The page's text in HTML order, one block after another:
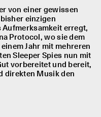
von einer gewissen
einzigen
erregt,
Protocol, wo sie dem
Jahr mit mehreren
Sleeper Spies nun mit
vorbereitet und bereit,
direkten Musik den